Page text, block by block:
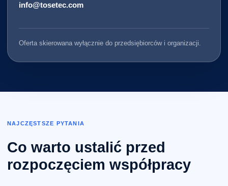
info@tosetec.com
Oferta skierowana wyłącznie do przedsiębiorców i organizacji.
NAJCZĘSTSZE PYTANIA
Co warto ustalić przed
rozpoczęciem współpracy